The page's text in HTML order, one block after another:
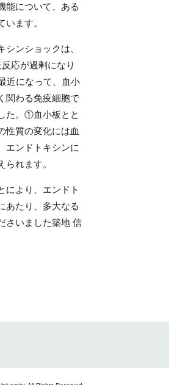
能について、ある
ます。
ンショックは、
応が過剰になり
近になって、血小
関わる免疫細胞で
た。①血小板とと
性質の変化には血
エンドトキシンに
れます。
により、エンドト
あたり、多大なる
さいました築地 信